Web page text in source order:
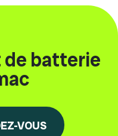
de batterie
VOUS